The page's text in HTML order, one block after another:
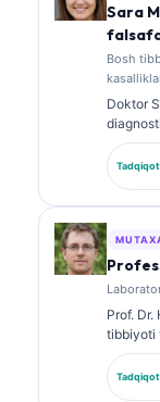
Sara
Bosh
Doktor
ega,
U klinik
Prof.
tibbiyoti
sobiq